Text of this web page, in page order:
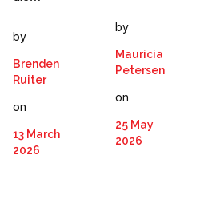
by
Brenden
Ruiter
on
13 March
2026
by
Mauricia
Petersen
on
25 May
2026